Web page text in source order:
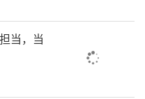
产力驱动高质量发
当，当